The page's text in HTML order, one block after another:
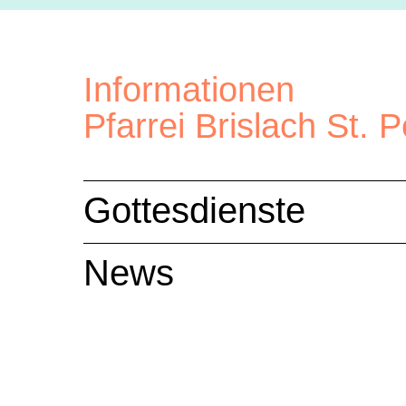
Informationen
Pfarrei Brislach St.
Gottesdienste
News